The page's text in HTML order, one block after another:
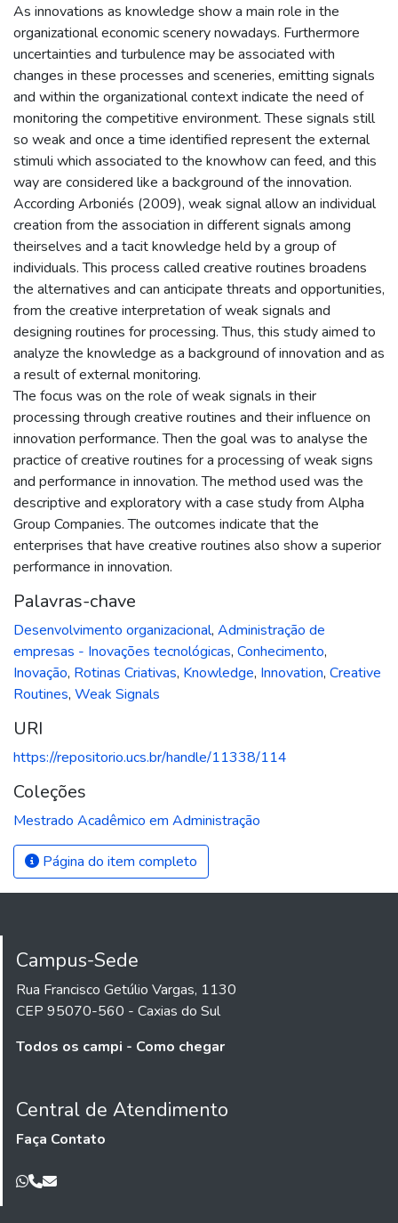
As innovations as knowledge show a main role in the
organizational economic scenery nowadays. Furthermore
uncertainties and turbulence may be associated with
changes in these processes and sceneries, emitting signals
and within the organizational context indicate the need of
monitoring the competitive environment. These signals still
so weak and once a time identified represent the external
stimuli which associated to the knowhow can feed, and this
way are considered like a background of the innovation.
According Arboniés (2009), weak signal allow an individual
creation from the association in different signals among
theirselves and a tacit knowledge held by a group of
individuals. This process called creative routines broadens
the alternatives and can anticipate threats and opportunities,
from the creative interpretation of weak signals and
designing routines for processing. Thus, this study aimed to
analyze the knowledge as a background of innovation and as
a result of external monitoring.
The focus was on the role of weak signals in their
processing through creative routines and their influence on
innovation performance. Then the goal was to analyse the
practice of creative routines for a processing of weak signs
and performance in innovation. The method used was the
descriptive and exploratory with a case study from Alpha
Group Companies. The outcomes indicate that the
enterprises that have creative routines also show a superior
performance in innovation.
Palavras-chave
Desenvolvimento organizacional, Administração de
empresas - Inovações tecnológicas, Conhecimento,
Inovação, Rotinas Criativas, Knowledge, Innovation, Creative
Routines, Weak Signals
URI
https://repositorio.ucs.br/handle/11338/114
Coleções
Mestrado Acadêmico em Administração
Página do item completo
Campus-Sede
Rua Francisco Getúlio Vargas, 1130
CEP 95070-560 - Caxias do Sul
Todos os campi - Como chegar
Central de Atendimento
Faça Contato